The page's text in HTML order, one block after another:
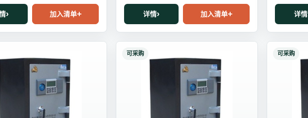
加入清单 详情 加入清单 详情
可采购 可采购